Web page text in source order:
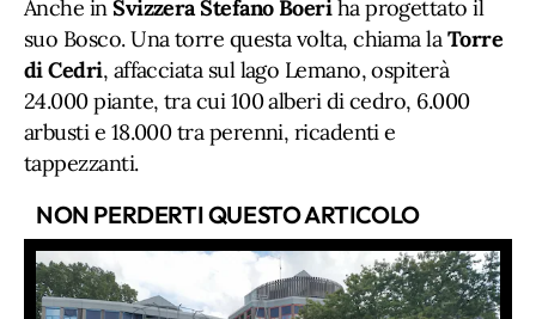
Anche inSvizzera Stefano Boeriha progettato il
suo Bosco. Una torre questa volta, chiama laTorre
di Cedri, affacciata sul lago Lemano, ospiterà
24.000 piante, tra cui 100 alberi di cedro, 6.000
arbusti e 18.000 tra perenni, ricadenti e
tappezzanti.
NON PERDERTI QUESTO ARTICOLO